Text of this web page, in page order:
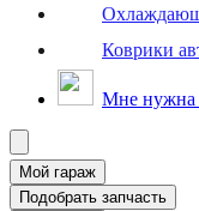
Коврики
Мне нужна